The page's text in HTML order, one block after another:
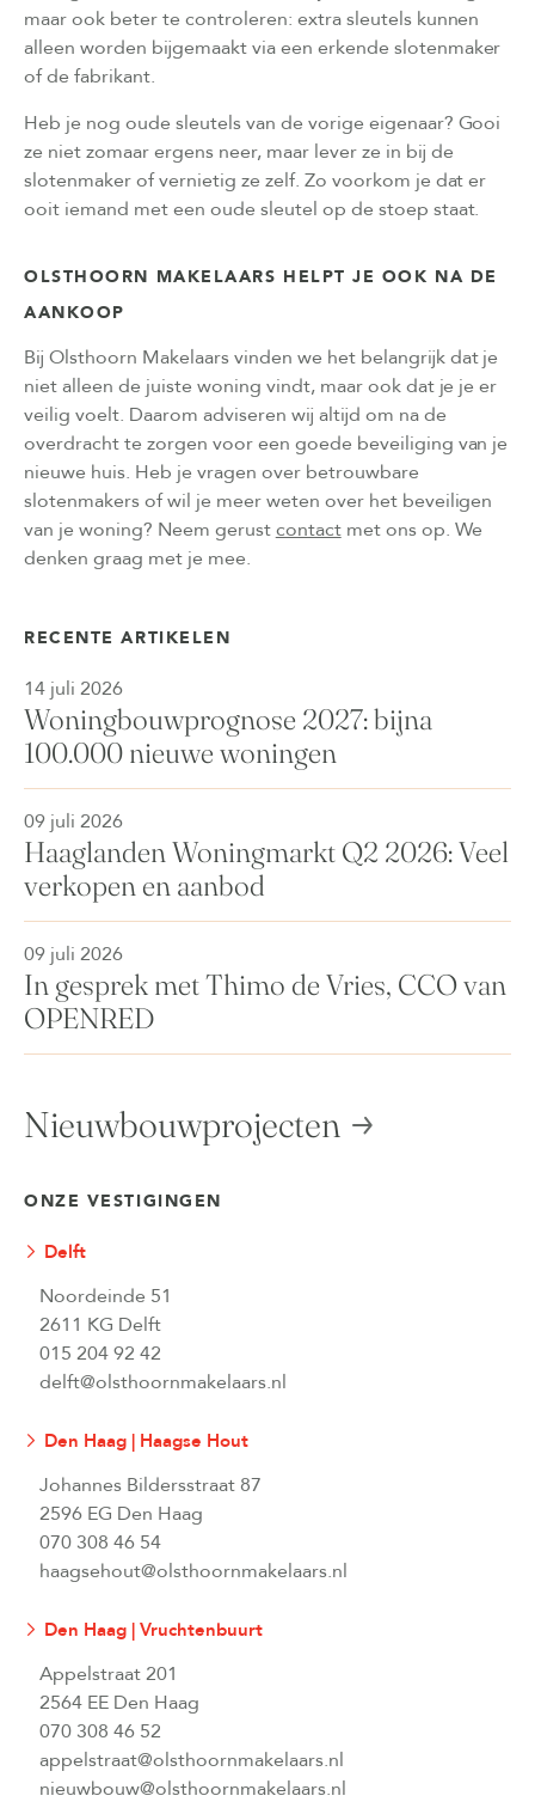
maar ook beter te controleren: extra sleutels kunnen
alleen worden bijgemaakt via een erkende slotenmaker
of de fabrikant.
Heb je nog oude sleutels van de vorige eigenaar? Gooi
ze niet zomaar ergens neer, maar lever ze in bij de
slotenmaker of vernietig ze zelf. Zo voorkom je dat er
ooit iemand met een oude sleutel op de stoep staat.
OLSTHOORN MAKELAARS HELPT JE OOK NA DE
AANKOOP
Bij Olsthoorn Makelaars vinden we het belangrijk dat je
niet alleen de juiste woning vindt, maar ook dat je je er
veilig voelt. Daarom adviseren wij altijd om na de
overdracht te zorgen voor een goede beveiliging van je
nieuwe huis. Heb je vragen over betrouwbare
slotenmakers of wil je meer weten over het beveiligen
van je woning? Neem gerustcontactmet ons op. We
denken graag met je mee.
RECENTE ARTIKELEN
14 juli 2026
Woningbouwprognose 2027: bijna
100.000 nieuwe woningen
09 juli 2026
Haaglanden Woningmarkt Q2 2026: Veel
verkopen en aanbod
09 juli 2026
In gesprek met Thimo de Vries, CCO van
OPENRED
Nieuwbouwprojecten
ONZE VESTIGINGEN
Delft
Noordeinde 51
2611 KG Delft
015 204 92 42
delft@olsthoornmakelaars.nl
Den Haag | Haagse Hout
Johannes Bildersstraat 87
2596 EG Den Haag
070 308 46 54
haagsehout@olsthoornmakelaars.nl
Den Haag | Vruchtenbuurt
Appelstraat 201
2564 EE Den Haag
070 308 46 52
appelstraat@olsthoornmakelaars.nl
nieuwbouw@olsthoornmakelaars.nl